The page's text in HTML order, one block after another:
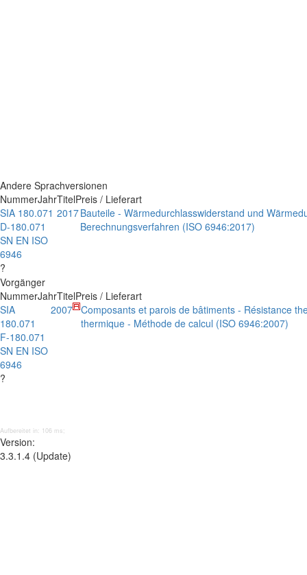
Andere Sprachversionen
NummerJahrTitelPreis / Lieferart
SIA 180.071
D-180.071
SN EN ISO
6946
?
2017Bauteile - Wärmedurchlasswiderstand und
Berechnungsverfahren (ISO 6946:2017)
Vorgänger
NummerJahrTitelPreis / Lieferart
SIA
180.071
F-180.071
SN EN ISO
6946
?
2007 Composants et parois de bâtiments - Résistance
thermique - Méthode de calcul (ISO 6946:2007)
Aufbereitet in: 106 ms;
Version:
3.3.1.4 (Update)